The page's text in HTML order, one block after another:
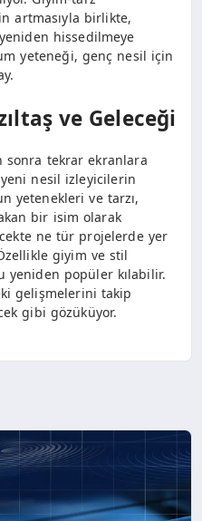
artmasıyla birlikte,
yeniden hissedilmeye
yeteneği, genç nesil için
ve Geleceği
sonra tekrar ekranlara
nesil izleyicilerin
yetenekleri ve tarzı,
bir isim olarak
ne tür projelerde yer
giyim ve stil
yeniden popüler kılabilir.
gelişmelerini takip
gibi gözüküyor.